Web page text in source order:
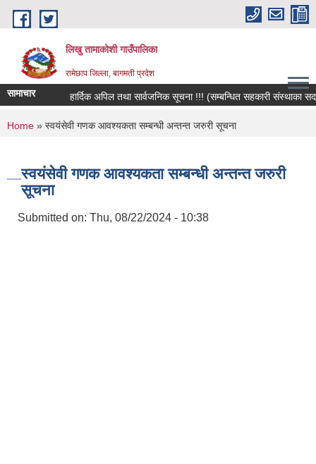
Skip to main content
लिखु तामाकोशी गाउँपालिका
रामेछाप जिल्ला, बागमती प्रदेश
सामाचार हार्दिक अपिल तथा सार्वजनिक सूचना !!! (सम्बन्धित सहकारी संस्थाका
You are here
Home » स्वयंसेवी गणक आवश्यकता सम्बन्धी अन्तन्त जरुरी सूचना
स्वयंसेवी गणक आवश्यकता सम्बन्धी अन्तन्त जरुरी
सूचना
Submitted on: Thu, 08/22/2024 - 10:38